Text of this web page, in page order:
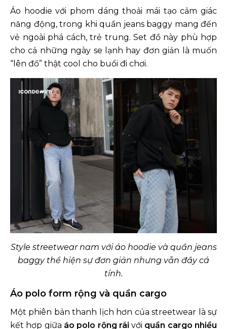
Áo hoodie với phom dáng thoải mái tạo cảm giác
năng động, trong khi quần jeans baggy mang đến
vẻ ngoài phá cách, trẻ trung. Set đồ này phù hợp
cho cả những ngày se lạnh hay đơn giản là muốn
“lên đồ” thật cool cho buổi đi chơi.
Style streetwear nam với áo hoodie và quần jeans
baggy thể hiện sự đơn giản nhưng vẫn đầy cá
tính.
Áo polo form rộng và quần cargo
Một phiên bản thanh lịch hơn của streetwear là sự
kết hợp giữa áo polo rộng rãi với quần cargo nhiều